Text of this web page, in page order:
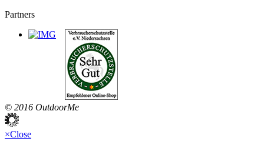
Partners
© 2016 OutdoorMe
×Close